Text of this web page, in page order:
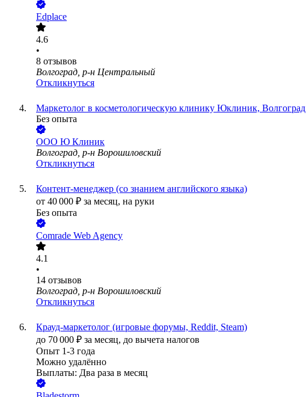
Edplace
4.6
•
8 отзывов
Волгоград, р-н Центральный
Откликнуться
Маркетолог в косметологическую клинику Юклиник, Волгоград
Без опыта
ООО Ю Клиник
Волгоград, р-н Ворошиловский
Откликнуться
Контент-менеджер (со знанием английского языка)
от 40 000 ₽ за месяц, на руки
Без опыта
Comrade Web Agency
4.1
•
14 отзывов
Волгоград, р-н Ворошиловский
Откликнуться
Крауд-маркетолог (игровые форумы, Reddit, Steam)
до 70 000 ₽ за месяц, до вычета налогов
Опыт 1-3 года
Можно удалённо
Выплаты: Два раза в месяц